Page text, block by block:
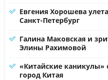
Евгения Хорошева
Санкт-Петербург
Галина Маковская и
Элины Рахимовой
«Китайские каникулы»
город Китая